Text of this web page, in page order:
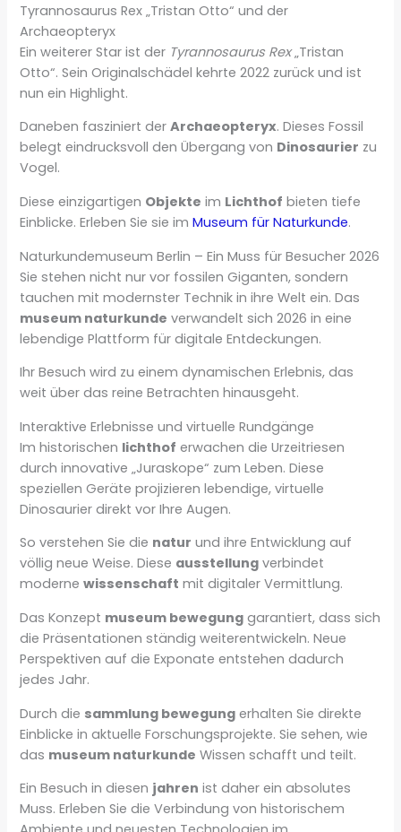
Tyrannosaurus Rex „Tristan Otto“ und der
Archaeopteryx
Ein weiterer Star ist der Tyrannosaurus Rex„Tristan
Otto“. Sein Originalschädel kehrte 2022 zurück und ist
nun ein Highlight.
Daneben fasziniert derArchaeopteryx. Dieses Fossil
belegt eindrucksvoll den Übergang von Dinosaurier zu
Vogel.
Diese einzigartigen Objekte im Lichthof bieten tiefe
Einblicke. Erleben Sie sie imMuseum für Naturkunde.
Naturkundemuseum Berlin – Ein Muss für Besucher 2026
Sie stehen nicht nur vor fossilen Giganten, sondern
tauchen mit modernster Technik in ihre Welt ein. Das
museum naturkunde verwandelt sich 2026 in eine
lebendige Plattform für digitale Entdeckungen.
Ihr Besuch wird zu einem dynamischen Erlebnis, das
weit über das reine Betrachten hinausgeht.
Interaktive Erlebnisse und virtuelle Rundgänge
Im historischen lichthof erwachen die Urzeitriesen
durch innovative „Juraskope“ zum Leben. Diese
speziellen Geräte projizieren lebendige, virtuelle
Dinosaurier direkt vor Ihre Augen.
So verstehen Sie die natur und ihre Entwicklung auf
völlig neue Weise. Diese ausstellung verbindet
modernewissenschaft mit digitaler Vermittlung.
Das Konzept museum bewegung garantiert, dass sich
die Präsentationen ständig weiterentwickeln. Neue
Perspektiven auf die Exponate entstehen dadurch
jedes Jahr.
Durch die sammlung bewegung erhalten Sie direkte
Einblicke in aktuelle Forschungsprojekte. Sie sehen, wie
das museum naturkunde Wissen schafft und teilt.
Ein Besuch in diesen jahren ist daher ein absolutes
Muss. Erleben Sie die Verbindung von historischem